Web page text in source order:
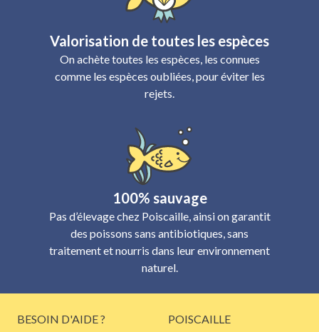
Valorisation de toutes les espèces
On achète toutes les espèces, les connues
comme les espèces oubliées, pour éviter les
rejets.
100% sauvage
Pas d’élevage chez Poiscaille, ainsi on garantit
des poissons sans antibiotiques, sans
traitement et nourris dans leur environnement
naturel.
BESOIN D'AIDE ?
POISCAILLE